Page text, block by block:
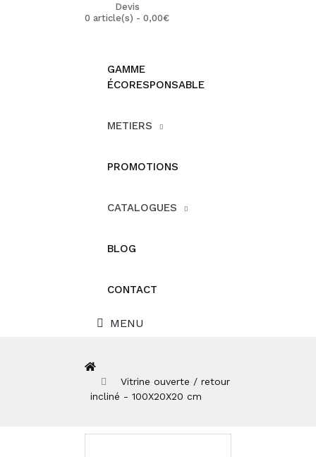
Devis
0 article(s) - 0,00€
GAMME
ÉCORESPONSABLE
METIERS
PROMOTIONS
CATALOGUES
BLOG
CONTACT
MENU
Vitrine ouverte / retour
incliné - 100X20X20 cm